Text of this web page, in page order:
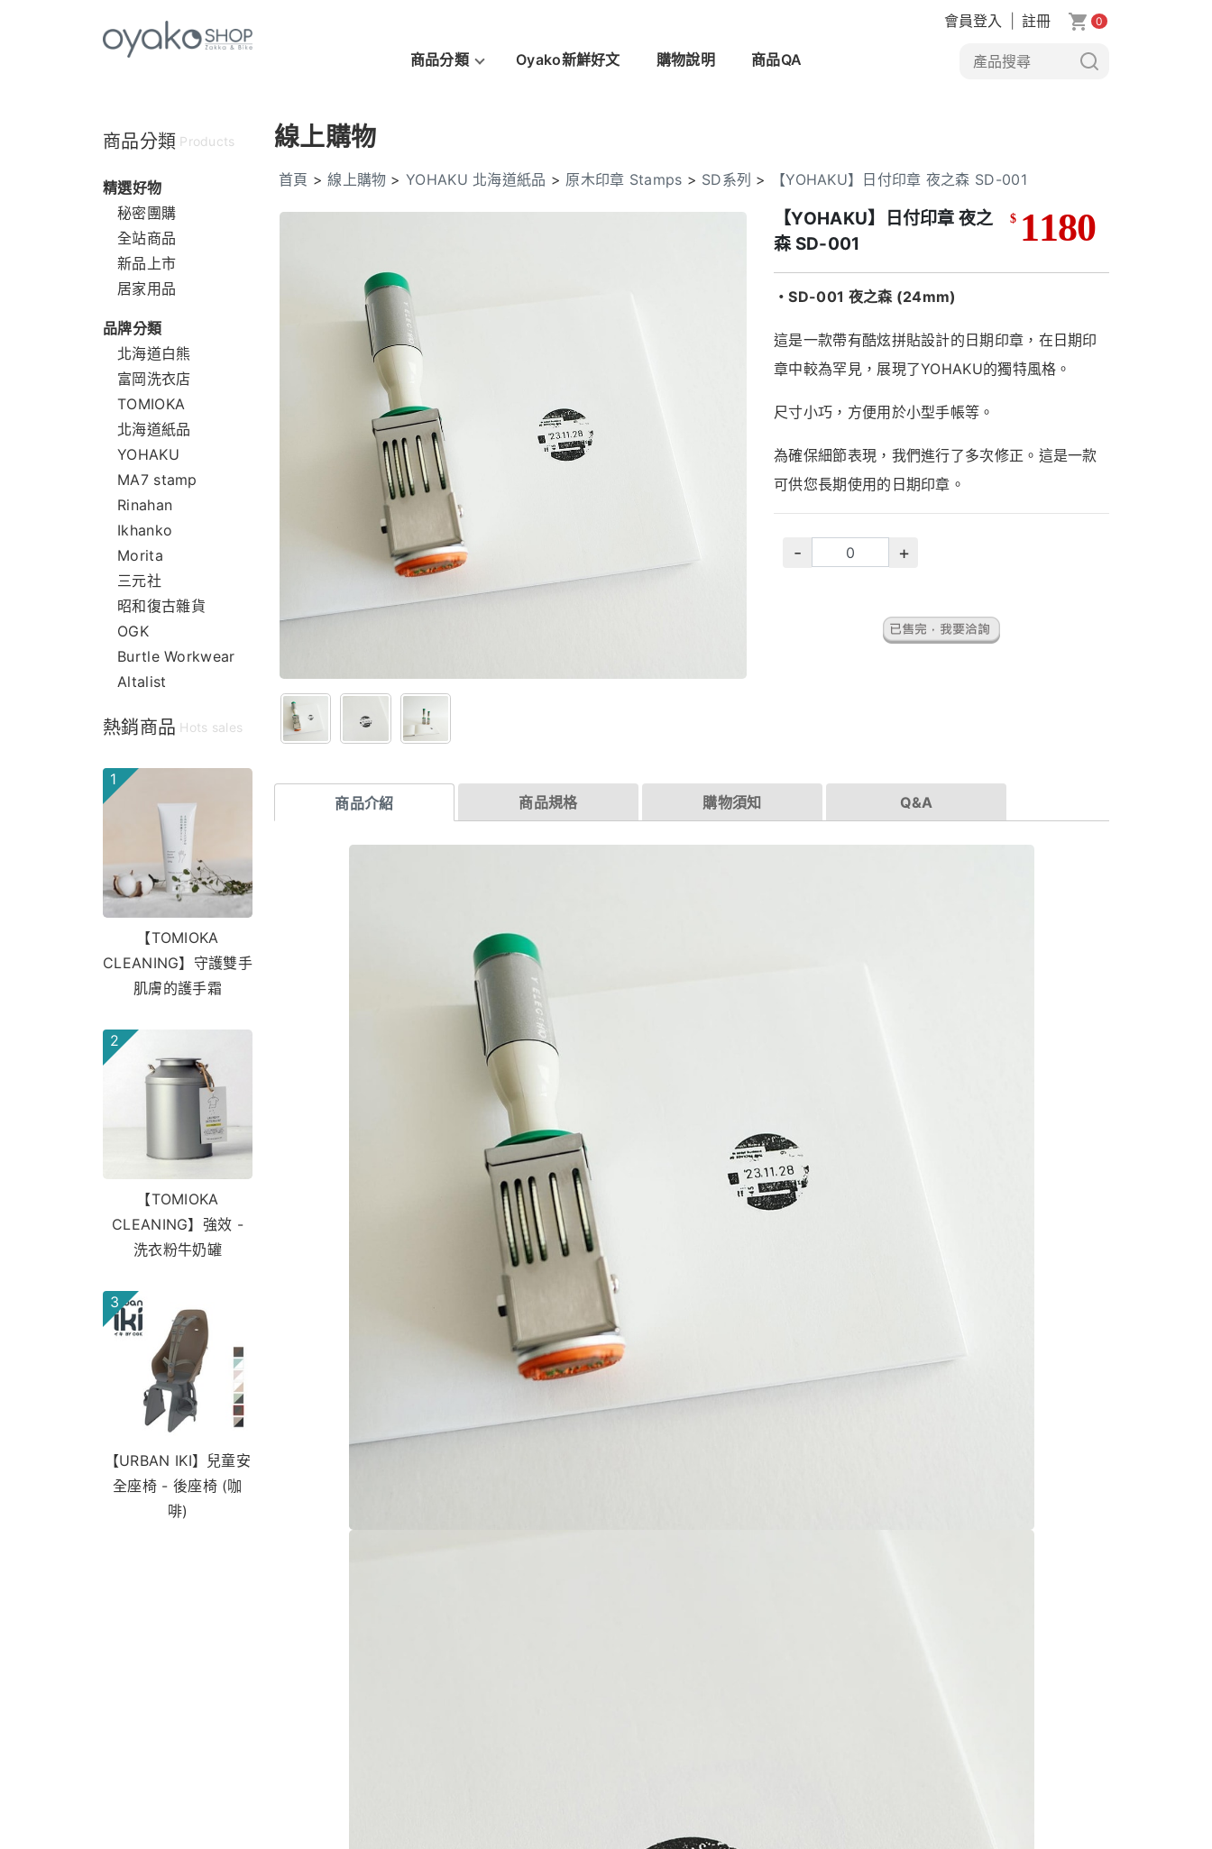
商品分類 Oyako新鮮好文 購物說明 商品QA
會員登入 註冊 0
商品分類 Products
精選好物
秘密團購
全站商品
新品上市
居家用品
品牌分類
北海道白熊
富岡洗衣店
TOMIOKA
北海道紙品
YOHAKU
MA7 stamp
Rinahan
Ikhanko
Morita
三元社
昭和復古雜貨
OGK
Burtle Workwear
Altalist
熱銷商品 Hots sales
1
【TOMIOKA
CLEANING】守護雙手
肌膚的護手霜
2
【TOMIOKA
CLEANING】強效 -
洗衣粉牛奶罐
3
【URBAN IKI】兒童安
全座椅 - 後座椅 (咖
啡)
線上購物
首頁 >線上購物 >YOHAKU 北海道紙品 > 原木印章 Stamps > SD系列 > 【YOHAKU】日付印章 夜之森 SD-001
【YOHAKU】日付印章 夜之
森 SD-001
$ 1180
・SD-001 夜之森 (24mm)
這是一款帶有酷炫拼貼設計的日期印章，在日期印
章中較為罕見，展現了YOHAKU的獨特風格。
尺寸小巧，方便用於小型手帳等。
為確保細節表現，我們進行了多次修正。這是一款
可供您長期使用的日期印章。
- +
商品介紹 商品規格 購物須知 Q&A